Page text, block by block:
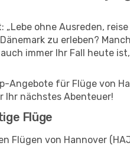
ohne Ausreden,
zu erleben?
immer Ihr Fall heute
Angebote für Flüge von
Ihr nächstes Abenteuer!
Flüge
Flügen von Hannover